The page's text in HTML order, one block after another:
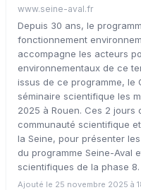
www.seine-aval.fr
Depuis 30 ans, le
fonctionnement
accompagne les acteurs
environnementaux de ce
issus de ce programme, le
séminaire scientifique les
2025 à Rouen. Ces 2 jours
communauté scientifique
la Seine, pour présenter
du programme Seine-Aval
scientifiques de la phase
Ajouté le 25 novembre 2025 à